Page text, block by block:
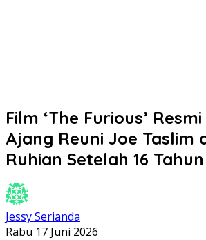
Film ‘The Furious’
Ajang Reuni Joe Taslim
Ruhian Setelah 16 Tahun
Jessy Serianda
Rabu 17 Juni 2026